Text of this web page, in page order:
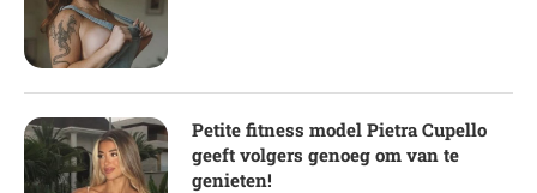
Petite fitness model Pietra Cupello
geeft volgers genoeg om van te
genieten!